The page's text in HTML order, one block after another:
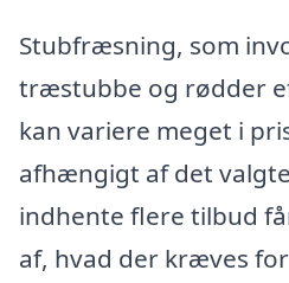
Stubfræsning, som
træstubbe og rødder
kan variere meget i
afhængigt af det
indhente flere tilbud
af, hvad der kræves